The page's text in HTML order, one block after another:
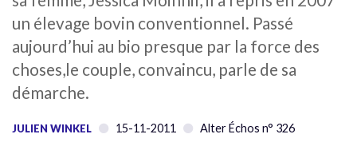
un élevage bovin conventionnel. Passé
aujourd’hui au bio presque par la force des
choses,le couple, convaincu, parle de sa
démarche.
JULIEN WINKEL 15-11-2011 Alter Échos n° 326